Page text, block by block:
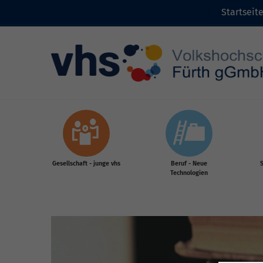
Startseite
Gesellschaft - junge vhs
Beruf - Neue
Technologien